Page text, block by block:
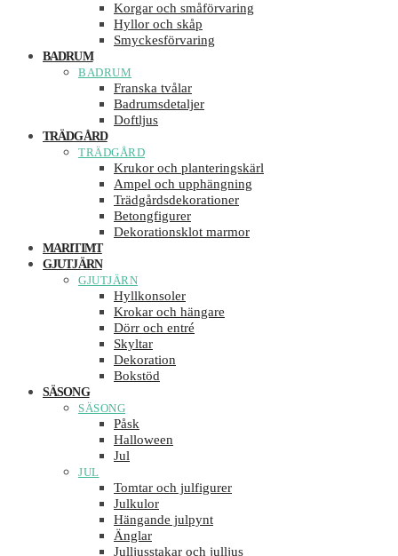
Korgar och småförvaring
Hyllor och skåp
Smyckesförvaring
BADRUM
BADRUM
Franska tvålar
Badrumsdetaljer
Doftljus
TRÄDGÅRD
TRÄDGÅRD
Krukor och planteringskärl
Ampel och upphängning
Trädgårdsdekorationer
Betongfigurer
Dekorationsklot marmor
MARITIMT
GJUTJÄRN
GJUTJÄRN
Hyllkonsoler
Krokar och hängare
Dörr och entré
Skyltar
Dekoration
Bokstöd
SÄSONG
SÄSONG
Påsk
Halloween
Jul
JUL
Tomtar och julfigurer
Julkulor
Hängande julpynt
Änglar
Julljusstakar och julljus